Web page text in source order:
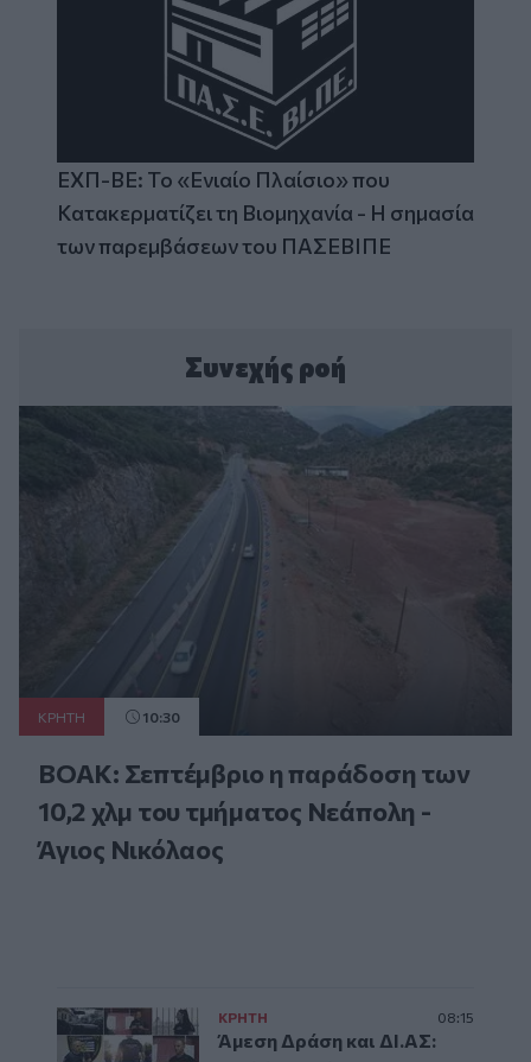
ΕΧΠ-ΒΕ: Το «Ενιαίο Πλαίσιο» που
Κατακερματίζει τη Βιομηχανία - Η σημασία
των παρεμβάσεων του ΠΑΣΕΒΙΠΕ
Συνεχής ροή
ΚΡΗΤΗ 10:30
ΒΟΑΚ: Σεπτέμβριο η παράδοση των
10,2 χλμ του τμήματος Νεάπολη -
Άγιος Νικόλαος
ΚΡΗΤΗ 08:15
Άμεση Δράση και ΔΙ.ΑΣ: